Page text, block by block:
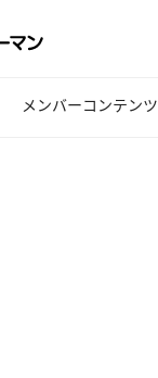
メンバーコンテンツ